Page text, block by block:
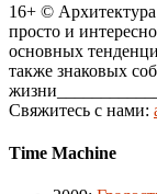
16+ ©
просто и
основных
также знаковых
Свяжитесь с нами:
Time Machine